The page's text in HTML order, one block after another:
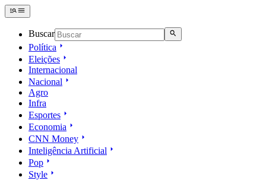
Buscar
Política
Eleições
Internacional
Nacional
Agro
Infra
Esportes
Economia
CNN Money
Inteligência Artificial
Pop
Style